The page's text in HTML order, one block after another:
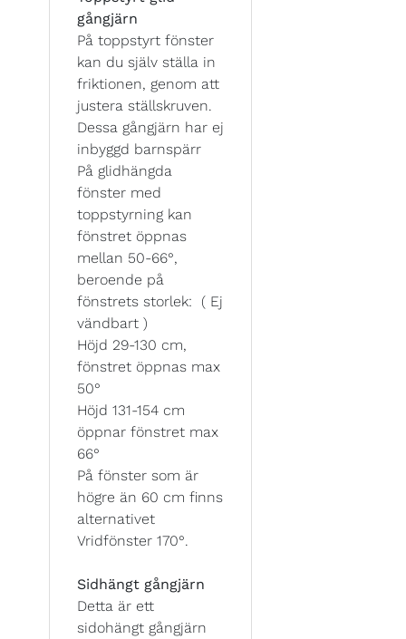
gångjärn
På toppstyrt fönster
kan du själv ställa in
friktionen, genom att
justera ställskruven.
Dessa gångjärn har ej
inbyggd barnspärr
På glidhängda
fönster med
toppstyrning kan
fönstret öppnas
mellan 50-66°,
beroende på
fönstrets storlek: ( Ej
vändbart )
Höjd 29-130 cm,
fönstret öppnas max
50°
Höjd 131-154 cm
öppnar fönstret max
66°
På fönster som är
högre än 60 cm finns
alternativet
Vridfönster 170°.
Sidhängt gångjärn
Detta är ett
sidohängt gångjärn